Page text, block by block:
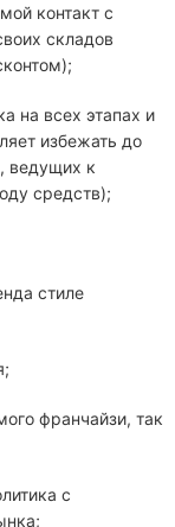
контакт с
складов
на всех этапах и
избежать до
ведущих к
средств);
стиле
франчайзи, так
с